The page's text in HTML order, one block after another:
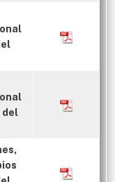
del